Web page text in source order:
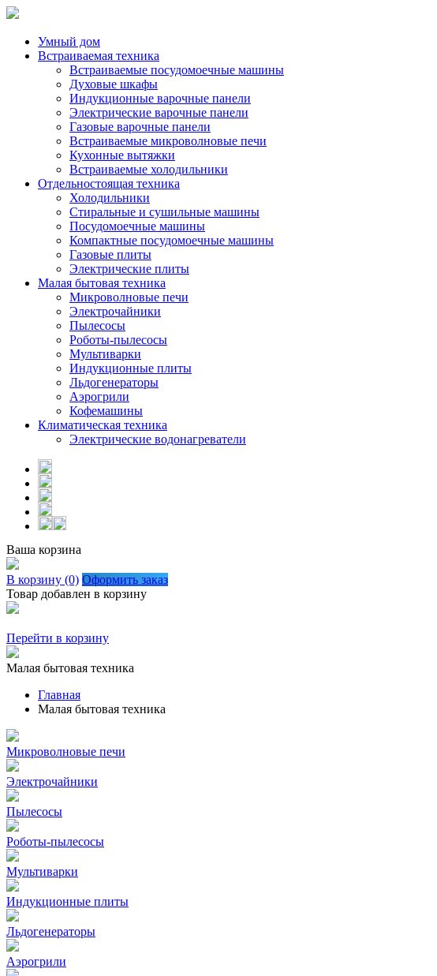
Умный дом
Встраиваемая техника
Встраиваемые посудомоечные машины
Духовые шкафы
Индукционные варочные панели
Электрические варочные панели
Газовые варочные панели
Встраиваемые микроволновые печи
Кухонные вытяжки
Встраиваемые холодильники
Отдельностоящая техника
Холодильники
Стиральные и сушильные машины
Посудомоечные машины
Компактные посудомоечные машины
Газовые плиты
Электрические плиты
Малая бытовая техника
Микроволновые печи
Электрочайники
Пылесосы
Роботы-пылесосы
Мультиварки
Индукционные плиты
Льдогенераторы
Аэрогрили
Кофемашины
Климатическая техника
Электрические водонагреватели
Ваша корзина
В корзину (0) Оформить заказ
Товар добавлен в корзину
Перейти в корзину
Малая бытовая техника
Главная
Малая бытовая техника
Микроволновые печи
Электрочайники
Пылесосы
Роботы-пылесосы
Мультиварки
Индукционные плиты
Льдогенераторы
Аэрогрили